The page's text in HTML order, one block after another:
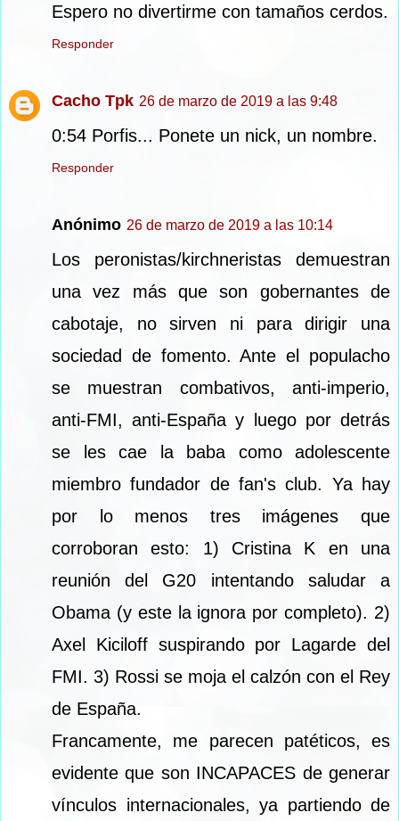
Espero no divertirme con tamaños cerdos.
Responder
Cacho Tpk 26 de marzo de 2019 a las 9:48
0:54 Porfis... Ponete un nick, un nombre.
Responder
Anónimo 26 de marzo de 2019 a las 10:14
Los peronistas/kirchneristas demuestran
una vez más que son gobernantes de
cabotaje, no sirven ni para dirigir una
sociedad de fomento. Ante el populacho
se muestran combativos, anti-imperio,
anti-FMI, anti-España y luego por detrás
se les cae la baba como adolescente
miembro fundador de fan's club. Ya hay
por lo menos tres imágenes que
corroboran esto: 1) Cristina K en una
reunión del G20 intentando saludar a
Obama (y este la ignora por completo). 2)
Axel Kiciloff suspirando por Lagarde del
FMI. 3) Rossi se moja el calzón con el Rey
de España.
Francamente, me parecen patéticos, es
evidente que son INCAPACES de generar
vínculos internacionales, ya partiendo de